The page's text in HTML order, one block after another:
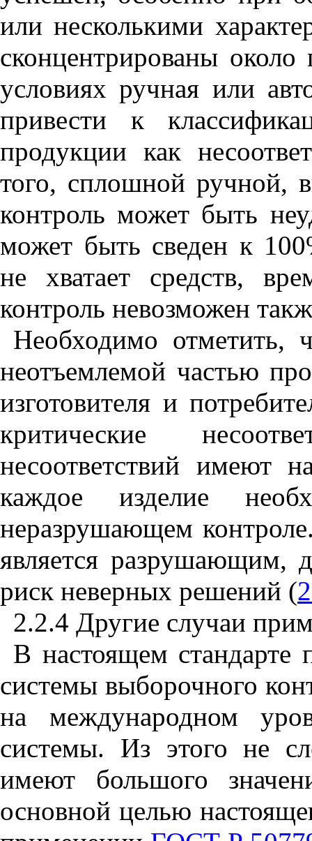
или несколькими
сконцентрированы
условиях ручная или
привести к
продукции как
того, сплошной ручной,
контроль может быть
может быть сведен к
не хватает средств,
контроль невозможен
Необходимо отметить,
неотъемлемой частью
изготовителя и
критические
несоответствий имеют
каждое изделие
неразрушающем
является разрушающим,
риск неверных решений (
2.2.4 Другие случаи
В настоящем стандарте
системы выборочного
на международном
системы. Из этого не
имеют большого
основной целью